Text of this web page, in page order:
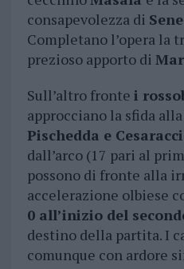
consapevolezza di Sene
Completano l’opera la
prezioso apporto di
Sull’altro fronte i
approcciano la sfida
Pischedda e
dall’arco (17 pari al
possono di fronte alla
accelerazione olbiese
0 all’inizio del
destino della partita. I
comunque con ardore